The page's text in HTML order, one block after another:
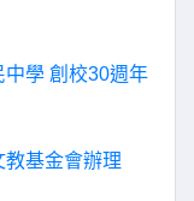
中學 創校30週年
基金會辦理